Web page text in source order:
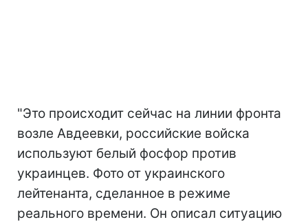
"Это происходит сейчас на линии фронта
возле Авдеевки, российские войска
используют белый фосфор против
украинцев. Фото от украинского
лейтенанта, сделанное в режиме
реального времени. Он описал ситуацию